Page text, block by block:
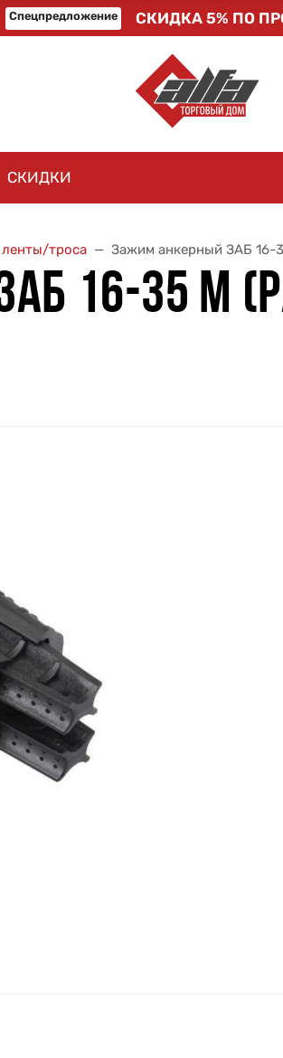
Спецпредложение СКИДКА 5% ПО
СКИДКИ
троса Зажим анкерный ЗАБ 16-
16-35 М